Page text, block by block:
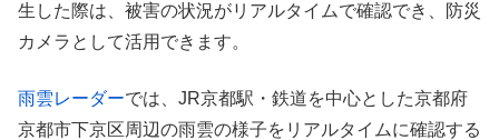
生した際は、被害の状況がリアルタイムで確認でき、防災
カメラとして活用できます。
雨雲レーダーでは、JR京都駅・鉄道を中心とした京都府
京都市下京区周辺の雨雲の様子をリアルタイムに確認する